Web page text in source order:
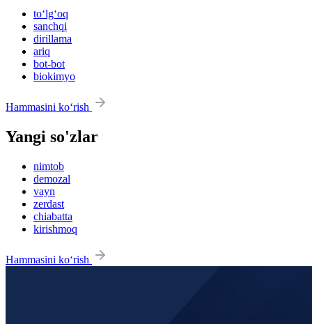
to‘lg‘oq
sanchqi
dirillama
ariq
bot-bot
biokimyo
Hammasini ko‘rish
Yangi so'zlar
nimtob
demozal
vayn
zerdast
chiabatta
kirishmoq
Hammasini ko‘rish